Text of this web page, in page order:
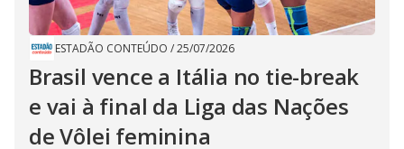
ESTADÃO CONTEÚDO /25/07/2026
Brasil vence a Itália no tie-break
e vai à final da Liga das Nações
de Vôlei feminina